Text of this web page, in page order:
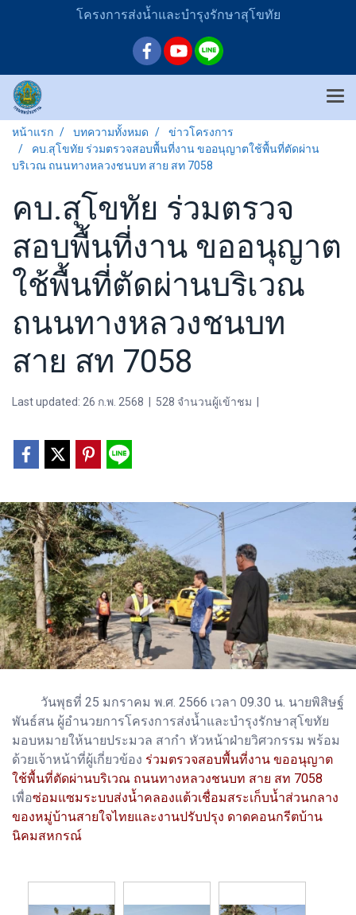
โครงการส่งน้ำและบำรุงรักษาสุโขทัย
หน้าแรก บทความทั้งหมด
ข่าวโครงการ
คบ.สุโขทัย ร่วมตรวจสอบพื้นที่งาน ขออนุญาตใช้พื้นที่ตัดผ่าน
บริเวณ ถนนทางหลวงชนบท สาย สท 7058
คบ.สุโขทัย ร่วมตรวจ
สอบพื้นที่งาน ขออนุญาต
ใช้พื้นที่ตัดผ่านบริเวณ
ถนนทางหลวงชนบท
สาย สท 7058
Last updated: 26 ก.พ. 2568 528 จำนวนผู้เข้าชม
วันพุธที่ 25 มกราคม พ.ศ. 2566 เวลา 09.30 น. นายพิสิษฐ์
พันธ์สน ผู้อำนวยการโครงการส่งน้ำและบำรุงรักษาสุโขทัย
มอบหมายให้นายประมวล สากำ หัวหน้าฝ่ายวิศวกรรม พร้อม
ด้วยเจ้าหน้าที่ผู้เกี่ยวข้อง ร่วมตรวจสอบพื้นที่งาน ขออนุญาต
ใช้พื้นที่ตัดผ่านบริเวณ ถนนทางหลวงชนบท สาย สท 7058
เพื่อซ่อมแซมระบบส่งน้ำคลองแต้วเชื่อมสระเก็บน้ำส่วนกลาง
ของหมู่บ้านสายใจไทยและงานปรับปรุง ดาดคอนกรีตบ้าน
นิคมสหกรณ์